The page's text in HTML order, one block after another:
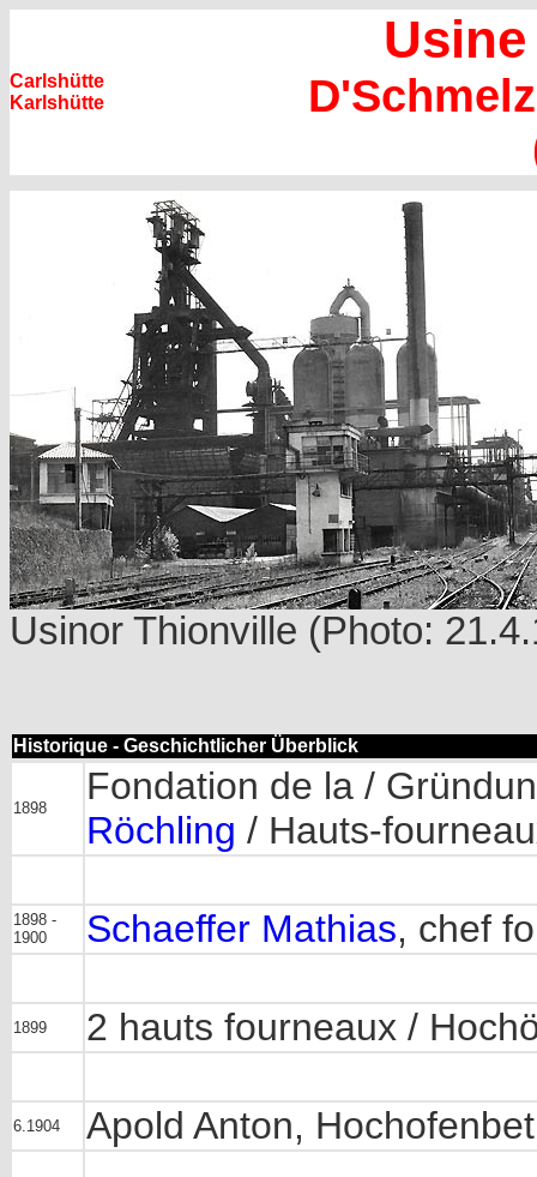
Carlshütte
Karlshütte
Usinor Thionville (Photo:
Historique - Geschichtlicher Überblick
1898
Fondation de la /
Röchling / Hauts-
1898 -
1900
Schaeffer Mathias, chef
1899 2 hauts fourneaux /
6.1904 Apold Anton,